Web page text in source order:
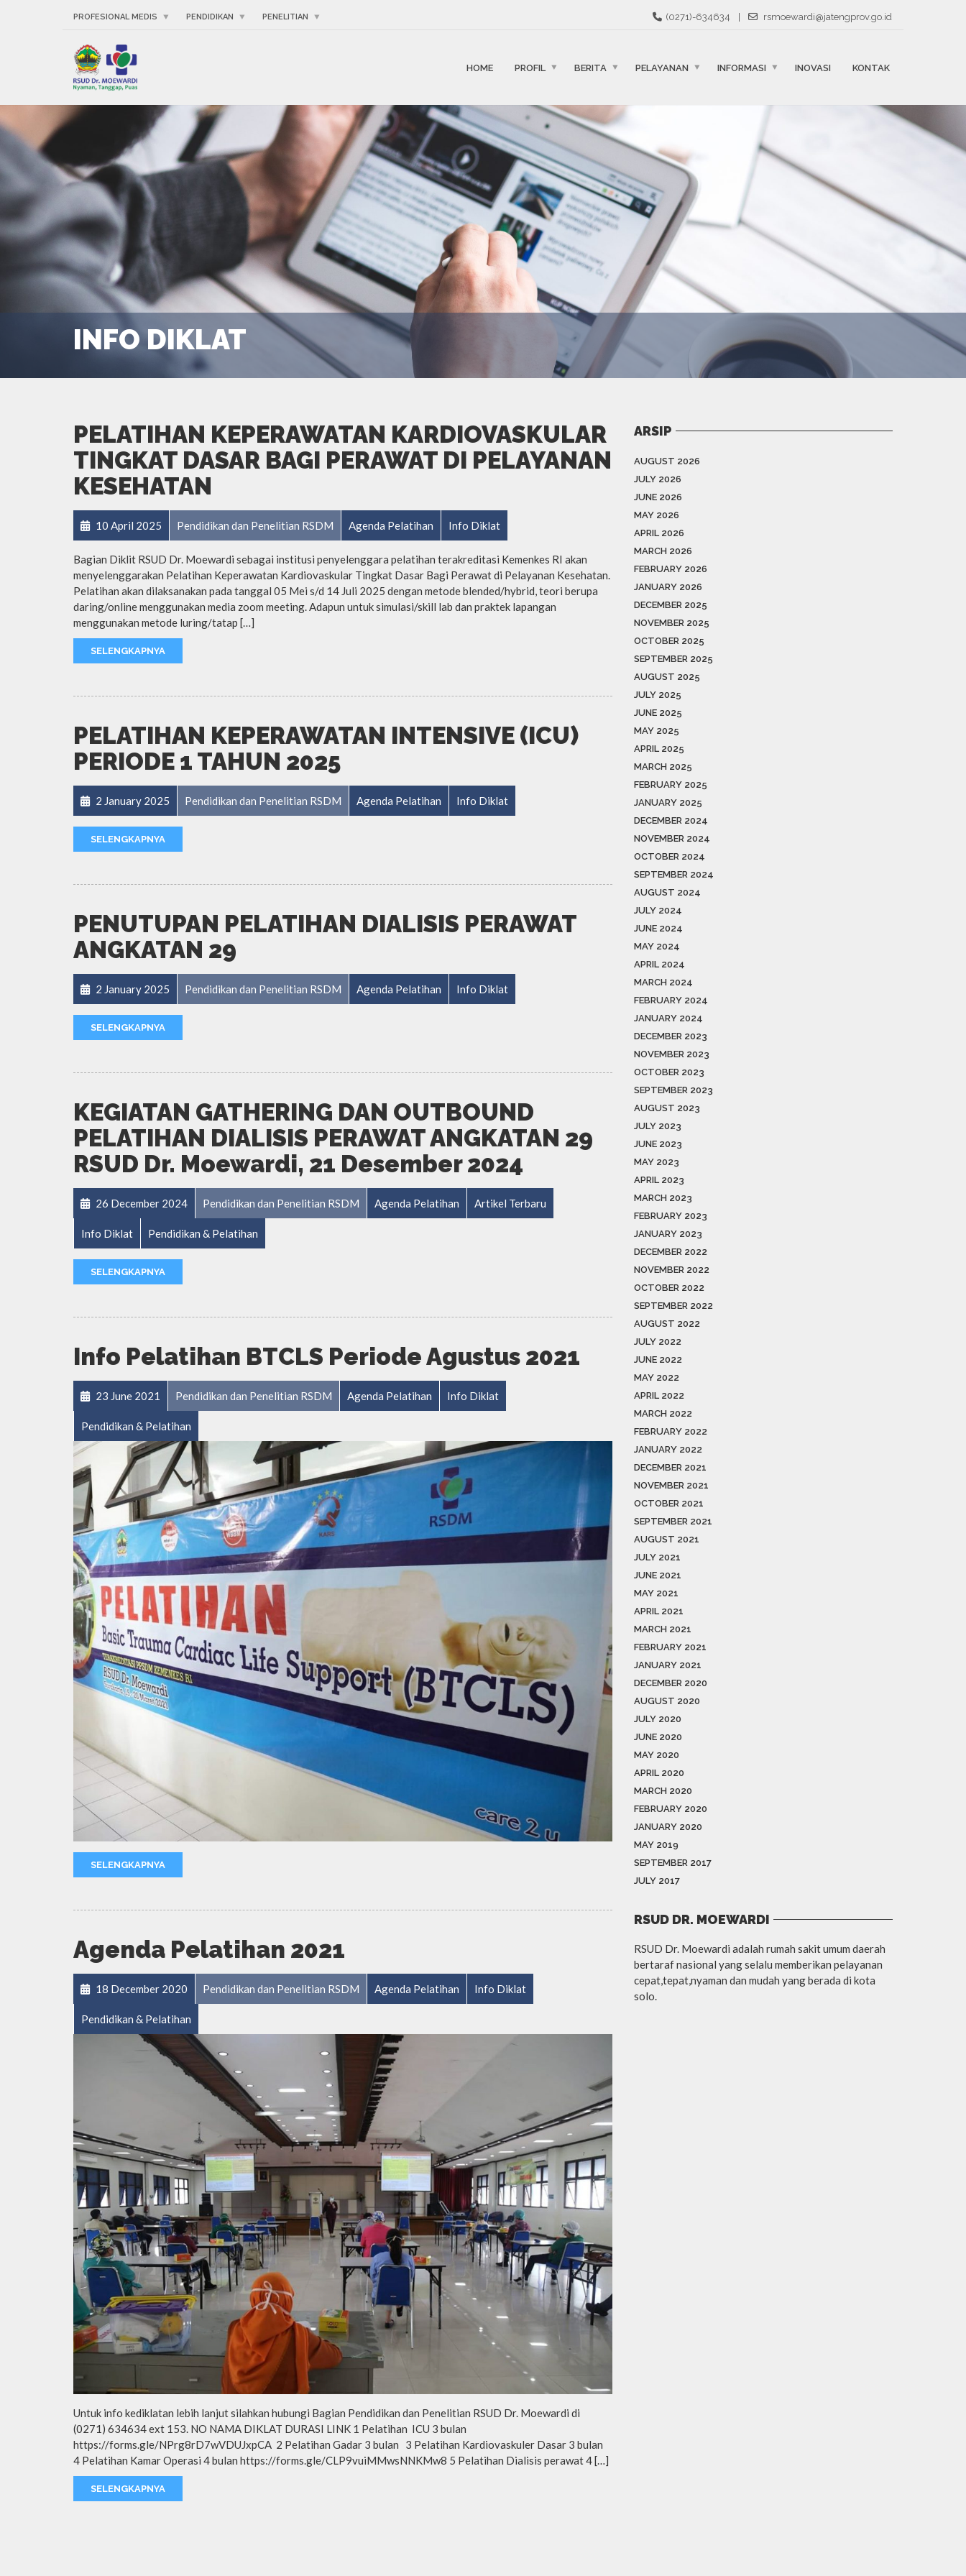
PROFESIONAL MEDIS PENDIDIKAN PENELITIAN (0271)-634634 rsmoewardi@jatengprov.go.id
HOME PROFIL BERITA PELAYANAN INFORMASI INOVASI KONTAK
INFO DIKLAT
PELATIHAN KEPERAWATAN KARDIOVASKULAR
TINGKAT DASAR BAGI PERAWAT DI PELAYANAN
KESEHATAN
10 April 2025 Pendidikan dan Penelitian RSDM Agenda Pelatihan Info Diklat
Bagian Diklit RSUD Dr. Moewardi sebagai institusi penyelenggara pelatihan terakreditasi Kemenkes RI akan
menyelenggarakan Pelatihan Keperawatan Kardiovaskular Tingkat Dasar Bagi Perawat di Pelayanan Kesehatan.
Pelatihan akan dilaksanakan pada tanggal 05 Mei s/d 14 Juli 2025 dengan metode blended/hybrid, teori berupa
daring/online menggunakan media zoom meeting. Adapun untuk simulasi/skill lab dan praktek lapangan
menggunakan metode luring/tatap […]
SELENGKAPNYA
PELATIHAN KEPERAWATAN INTENSIVE (ICU)
PERIODE 1 TAHUN 2025
2 January 2025 Pendidikan dan Penelitian RSDM Agenda Pelatihan Info Diklat
SELENGKAPNYA
PENUTUPAN PELATIHAN DIALISIS PERAWAT
ANGKATAN 29
2 January 2025 Pendidikan dan Penelitian RSDM Agenda Pelatihan Info Diklat
SELENGKAPNYA
KEGIATAN GATHERING DAN OUTBOUND
PELATIHAN DIALISIS PERAWAT ANGKATAN 29
RSUD Dr. Moewardi, 21 Desember 2024
26 December 2024 Pendidikan dan Penelitian RSDM Agenda Pelatihan Artikel Terbaru
Info Diklat Pendidikan & Pelatihan
SELENGKAPNYA
Info Pelatihan BTCLS Periode Agustus 2021
23 June 2021 Pendidikan dan Penelitian RSDM Agenda Pelatihan Info Diklat
Pendidikan & Pelatihan
SELENGKAPNYA
Agenda Pelatihan 2021
18 December 2020 Pendidikan dan Penelitian RSDM Agenda Pelatihan Info Diklat
Pendidikan & Pelatihan
Untuk info kediklatan lebih lanjut silahkan hubungi Bagian Pendidikan dan Penelitian RSUD Dr. Moewardi di
(0271) 634634 ext 153. NO NAMA DIKLAT DURASI LINK 1 Pelatihan ICU 3 bulan
https://forms.gle/NPrg8rD7wVDUJxpCA 2 Pelatihan Gadar 3 bulan 3 Pelatihan Kardiovaskuler Dasar 3 bulan
4 Pelatihan Kamar Operasi 4 bulan https://forms.gle/CLP9vuiMMwsNNKMw8 5 Pelatihan Dialisis perawat 4 […]
SELENGKAPNYA
ARSIP
AUGUST 2026
JULY 2026
JUNE 2026
MAY 2026
APRIL 2026
MARCH 2026
FEBRUARY 2026
JANUARY 2026
DECEMBER 2025
NOVEMBER 2025
OCTOBER 2025
SEPTEMBER 2025
AUGUST 2025
JULY 2025
JUNE 2025
MAY 2025
APRIL 2025
MARCH 2025
FEBRUARY 2025
JANUARY 2025
DECEMBER 2024
NOVEMBER 2024
OCTOBER 2024
SEPTEMBER 2024
AUGUST 2024
JULY 2024
JUNE 2024
MAY 2024
APRIL 2024
MARCH 2024
FEBRUARY 2024
JANUARY 2024
DECEMBER 2023
NOVEMBER 2023
OCTOBER 2023
SEPTEMBER 2023
AUGUST 2023
JULY 2023
JUNE 2023
MAY 2023
APRIL 2023
MARCH 2023
FEBRUARY 2023
JANUARY 2023
DECEMBER 2022
NOVEMBER 2022
OCTOBER 2022
SEPTEMBER 2022
AUGUST 2022
JULY 2022
JUNE 2022
MAY 2022
APRIL 2022
MARCH 2022
FEBRUARY 2022
JANUARY 2022
DECEMBER 2021
NOVEMBER 2021
OCTOBER 2021
SEPTEMBER 2021
AUGUST 2021
JULY 2021
JUNE 2021
MAY 2021
APRIL 2021
MARCH 2021
FEBRUARY 2021
JANUARY 2021
DECEMBER 2020
AUGUST 2020
JULY 2020
JUNE 2020
MAY 2020
APRIL 2020
MARCH 2020
FEBRUARY 2020
JANUARY 2020
MAY 2019
SEPTEMBER 2017
JULY 2017
RSUD DR. MOEWARDI
RSUD Dr. Moewardi adalah rumah sakit umum daerah
bertaraf nasional yang selalu memberikan pelayanan
cepat,tepat,nyaman dan mudah yang berada di kota
solo.